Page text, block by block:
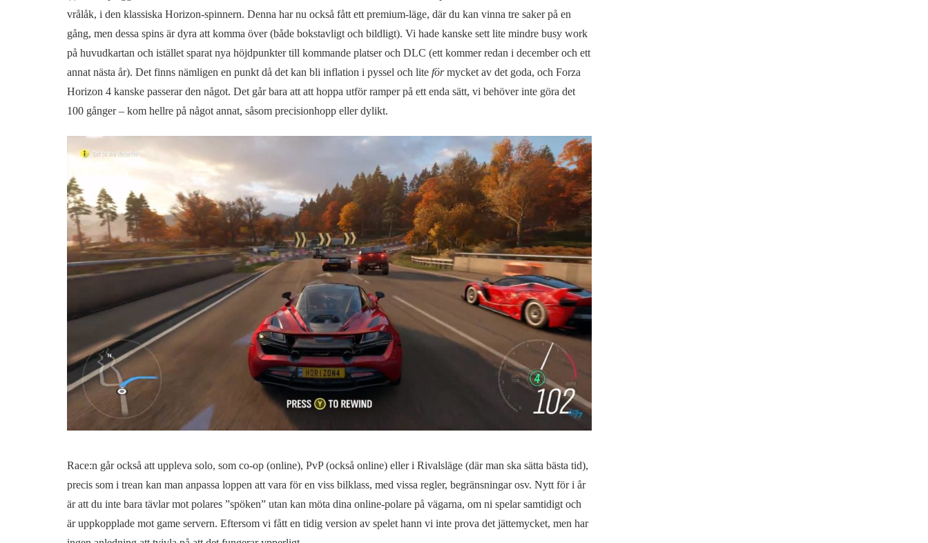
vrålåk, i den klassiska Horizon-spinnern. Denna har nu också fått ett premium-läge, där du kan vinna tre saker på en
gång, men dessa spins är dyra att komma över (både bokstavligt och bildligt). Vi hade kanske sett lite mindre busy work
på huvudkartan och istället sparat nya höjdpunkter till kommande platser och DLC (ett kommer redan i december och ett
annat nästa år). Det finns nämligen en punkt då det kan bli inflation i pyssel och lite förmycket av det goda, och Forza
Horizon 4 kanske passerar den något. Det går bara att att hoppa utför ramper på ett enda sätt, vi behöver inte göra det
100 gånger – kom hellre på något annat, såsom precisionhopp eller dylikt.
Race:n går också att uppleva solo, som co-op (online), PvP (också online) eller i Rivalsläge (där man ska sätta bästa tid),
precis som i trean kan man anpassa loppen att vara för en viss bilklass, med vissa regler, begränsningar osv. Nytt för i år
är att du inte bara tävlar mot polares ”spöken” utan kan möta dina online-polare på vägarna, om ni spelar samtidigt och
är uppkopplade mot game servern. Eftersom vi fått en tidig version av spelet hann vi inte prova det jättemycket, men har